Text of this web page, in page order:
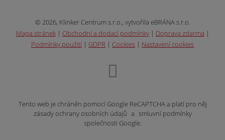
© 2026, Klinker Centrum s.r.o., vytvořila eBRÁNA s.r.o.
Mapa stránek| Obchodní a dodací podmínky| Doprava zdarma |
Podmínky použití | GDPR | Cookies | Nastavení cookies
Tento web je chráněn pomocí Google ReCAPTCHA a platí pro něj
zásady ochrany osobních údajů a smluvní podmínky
společnosti Google.